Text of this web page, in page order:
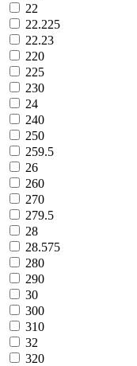
22
22.225
22.23
220
225
230
24
240
250
259.5
26
260
270
279.5
28
28.575
280
290
30
300
310
32
320